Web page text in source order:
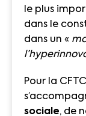
le plus
dans le
dans un «
Pour la
sociale, de